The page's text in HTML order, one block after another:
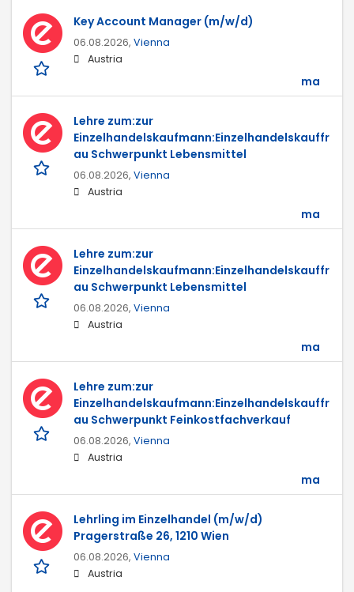
Key Account Manager (m/w/d)
06.08.2026, Vienna
Austria
ma
Lehre zum:zur
Einzelhandelskaufmann:Einzelhandelskauffr
au Schwerpunkt Lebensmittel
06.08.2026, Vienna
Austria
ma
Lehre zum:zur
Einzelhandelskaufmann:Einzelhandelskauffr
au Schwerpunkt Lebensmittel
06.08.2026, Vienna
Austria
ma
Lehre zum:zur
Einzelhandelskaufmann:Einzelhandelskauffr
au Schwerpunkt Feinkostfachverkauf
06.08.2026, Vienna
Austria
ma
Lehrling im Einzelhandel (m/w/d)
Pragerstraße 26, 1210 Wien
06.08.2026, Vienna
Austria